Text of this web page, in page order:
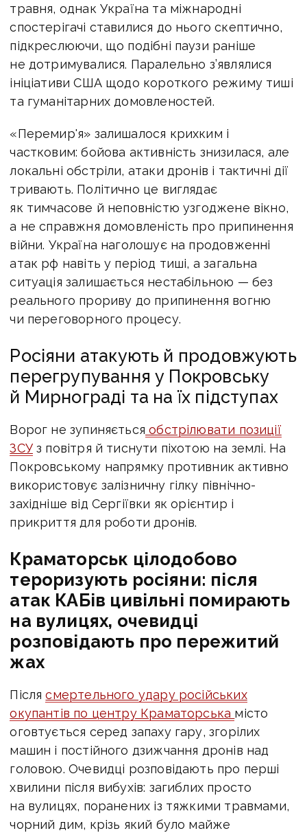
травня, однак Україна та міжнародні
спостерігачі ставилися до нього скептично,
підкреслюючи, що подібні паузи раніше
не дотримувалися. Паралельно з’являлися
ініціативи США щодо короткого режиму тиші
та гуманітарних домовленостей.
«Перемир'я» залишалося крихким і
частковим: бойова активність знизилася, але
локальні обстріли, атаки дронів і тактичні дії
тривають. Політично це виглядає
як тимчасове й неповністю узгоджене вікно,
а не справжня домовленість про припинення
війни. Україна наголошує на продовженні
атак рф навіть у період тиші, а загальна
ситуація залишається нестабільною — без
реального прориву до припинення вогню
чи переговорного процесу.
Росіяни атакують й продовжують
перегрупування у Покровську
й Мирнограді та на їх підступах
Ворог не зупиняється обстрілювати позиції
ЗСУз повітря й тиснути піхотою на землі. На
Покровському напрямку противник активно
використовує залізничну гілку північно-
західніше від Сергіївки як орієнтир і
прикриття для роботи дронів.
Краматорськ цілодобово
тероризують росіяни: після
атак КАБів цивільні помирають
на вулицях, очевидці
розповідають про пережитий
жах
Післясмертельного удару російських
окупантів по центру Краматорська місто
оговтується серед запаху гару, згорілих
машин і постійного дзижчання дронів над
головою. Очевидці розповідають про перші
хвилини після вибухів: загиблих просто
на вулицях, поранених із тяжкими травмами,
чорний дим, крізь який було майже